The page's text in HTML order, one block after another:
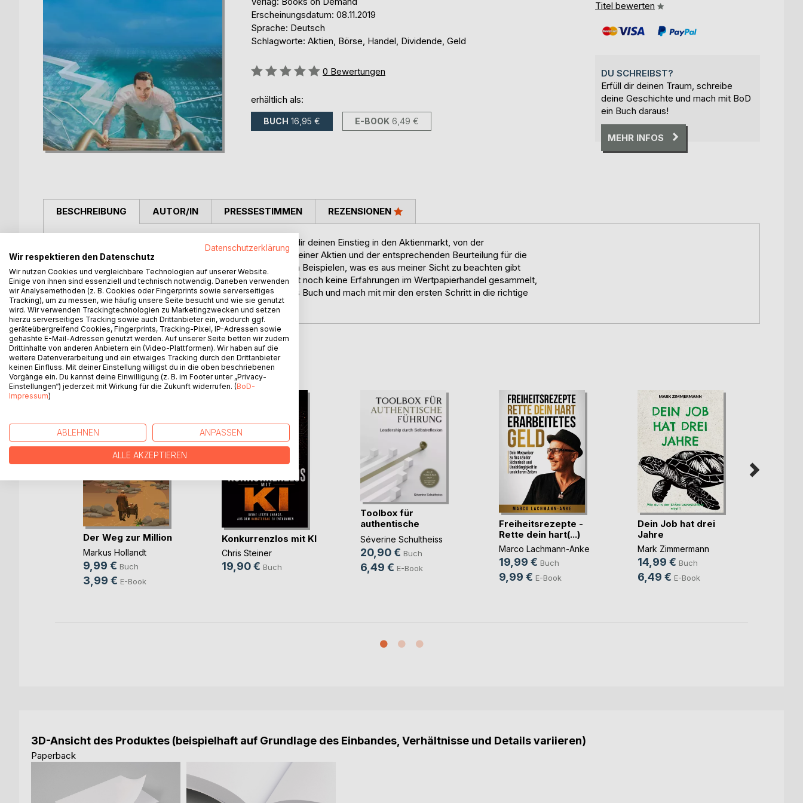
Erscheinungsdatum: 08.11.2019
Sprache: Deutsch
Schlagworte: Aktien, Börse, Handel, Dividende, Geld
Bewertung::
0 Bewertungen
erhältlich als:
BUCH 16,95 € E-BOOK 6,49 €
Titel bewerten
DU SCHREIBST?
Erfüll dir deinen Traum, schreibe
deine Geschichte und mach mit BoD
ein Buch daraus!
MEHR INFOS
BESCHREIBUNG
Dieses Buch ist anders, als alle anderen Bücher. Es zeigt dir deinen Einstieg in den Aktienmarkt, von der
Brokerauswahl, über die Anmeldung, bis hin zur Auswahl deiner Aktien und der entsprechenden Beurteilung für die
Zukunft. Bei allen Punkten erkläre ich dir an verschiedenen Beispielen, was es aus meiner Sicht zu beachten gibt
und welche Wertpapiere dir zur Verfügung stehen. Du hast noch keine Erfahrungen im Wertpapierhandel gesammelt,
willst dich aber damit beschäftigen? Dann kaufe dir dieses Buch und mach mit mir den ersten Schritt in die richtige
Richtung.
AUTOR/IN PRESSESTIMMEN REZENSIONEN
WEITERE TITEL BEIBoD
Der Weg zur Million
Markus Hollandt
9,99 € Buch
3,99 € E-Book
Konkurrenzlos mit KI
Chris Steiner
19,90 € Buch
Toolbox für
authentische
Führung
Séverine Schultheiss
20,90 € Buch
6,49 € E-Book
Freiheitsrezepte -
Rette dein hart(...)
Marco Lachmann-Anke
19,99 € Buch
9,99 € E-Book
Dein Job hat drei
Jahre
Mark Zimmermann
14,99 € Buch
6,49 € E-Book
3D-Ansicht des Produktes (beispielhaft auf Grundlage des Einbandes, Verhältnisse und Details variieren)
Paperback
Datenschutzerklärung
Wir respektieren den Datenschutz
Wir nutzen Cookies und vergleichbare Technologien auf unserer Website.
Einige von ihnen sind essenziell und technisch notwendig. Daneben verwenden
wir Analysemethoden (z. B. Cookies oder Fingerprints sowie serverseitiges
Tracking), um zu messen, wie häufig unsere Seite besucht und wie sie genutzt
wird. Wir verwenden Trackingtechnologien zu Marketingzwecken und setzen
hierzu serverseitiges Tracking sowie auch Drittanbieter ein, wodurch ggf.
geräteübergreifend Cookies, Fingerprints, Tracking-Pixel, IP-Adressen sowie
gehashte E-Mail-Adressen genutzt werden. Auf unserer Seite betten wir zudem
Drittinhalte von anderen Anbietern ein (Video-Plattformen). Wir haben auf die
weitere Datenverarbeitung und ein etwaiges Tracking durch den Drittanbieter
keinen Einfluss. Mit deiner Einstellung willigst du in die oben beschriebenen
Vorgänge ein. Du kannst deine Einwilligung (z. B. im Footer unter „Privacy-
Einstellungen“) jederzeit mit Wirkung für die Zukunft widerrufen. (BoD-
Impressum)
ABLEHNEN ANPASSEN
ALLE AKZEPTIEREN